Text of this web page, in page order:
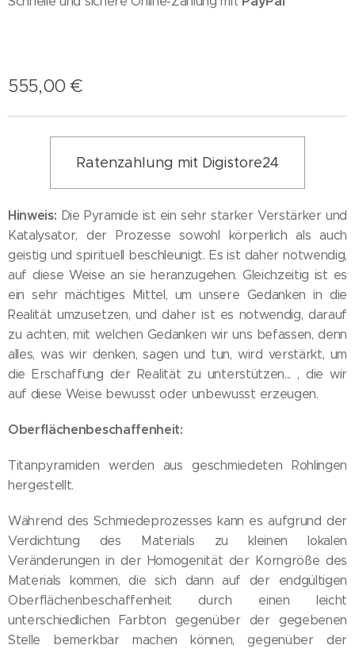
555,00 €
Ratenzahlung mit Digistore24
Hinweis: Die Pyramide ist ein sehr starker Verstärker und
Katalysator, der Prozesse sowohl körperlich als auch
geistig und spirituell beschleunigt. Es ist daher notwendig,
auf diese Weise an sie heranzugehen. Gleichzeitig ist es
ein sehr mächtiges Mittel, um unsere Gedanken in die
Realität umzusetzen, und daher ist es notwendig, darauf
zu achten, mit welchen Gedanken wir uns befassen, denn
alles, was wir denken, sagen und tun, wird verstärkt, um
die Erschaffung der Realität zu unterstützen... , die wir
auf diese Weise bewusst oder unbewusst erzeugen.
Oberflächenbeschaffenheit:
Titanpyramiden werden aus geschmiedeten Rohlingen
hergestellt.
Während des Schmiedeprozesses kann es aufgrund der
Verdichtung des Materials zu kleinen lokalen
Veränderungen in der Homogenität der Korngröße des
Materials kommen, die sich dann auf der endgültigen
Oberflächenbeschaffenheit durch einen leicht
unterschiedlichen Farbton gegenüber der gegebenen
Stelle bemerkbar machen können, gegenüber der